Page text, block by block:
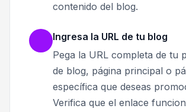
contenido del blog.
Ingresa la URL de tu blog
Pega la URL completa de tu
de blog, página principal o
específica que deseas
Verifica que el enlace